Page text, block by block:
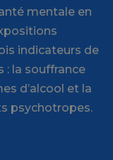
mentale en
indicateurs de
: la souffrance
d’alcool et la
psychotropes.